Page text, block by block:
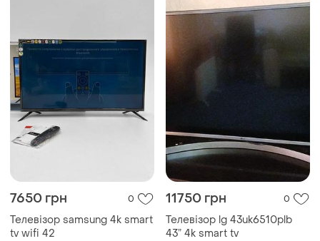
7650 грн 0
Телевізор samsung 4k smart
tv wifi 42
11750 грн 0
Телевізор lg 43uk6510plb
43” 4k smart tv